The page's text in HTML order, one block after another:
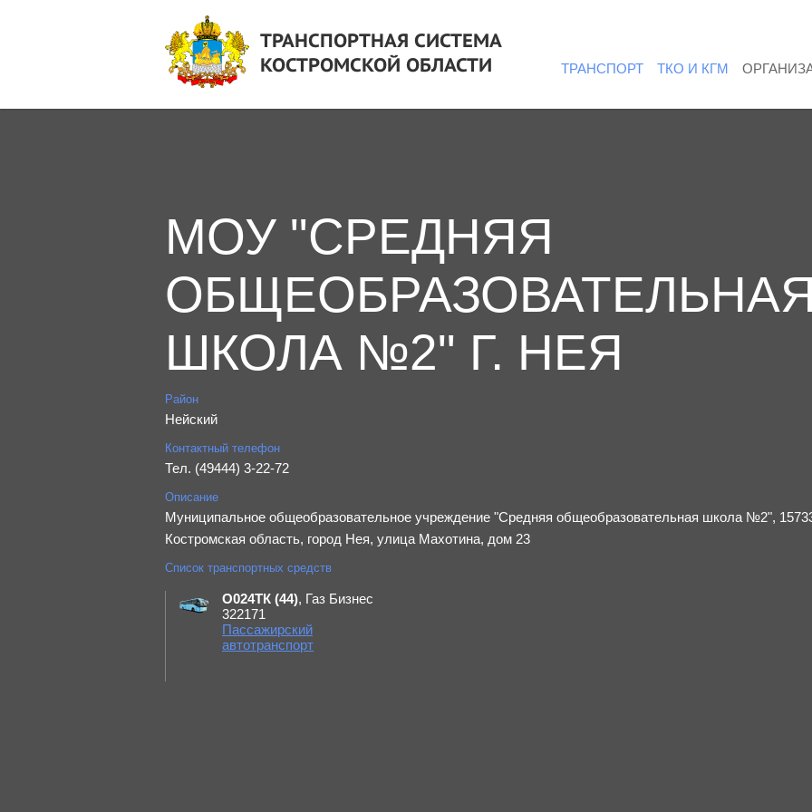
ТРАНСПОРТНАЯ СИСТЕМА
КОСТРОМСКОЙ ОБЛАСТИ
ТРАНСПОРТ ТКО И КГМ
МОУ "СРЕДНЯЯ
ШКОЛА №2" Г. НЕЯ
Район
Нейский
Контактный телефон
Тел. (49444) 3-22-72
Описание
Муниципальное общеобразовательное учреждение "Средняя общеобразовательная школа №2",
Костромская область, город Нея, улица Махотина, дом 23
Список транспортных средств
О024ТК (44), Газ Бизнес
322171
Пассажирский
автотранспорт